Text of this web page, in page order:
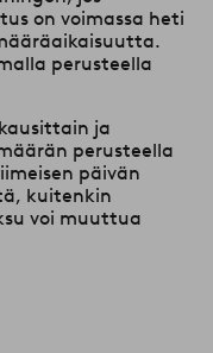
on voimassa heti
perusteella
ja
perusteella
päivän
kuitenkin
voi muuttua